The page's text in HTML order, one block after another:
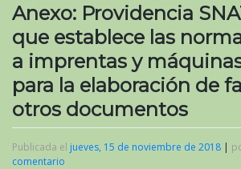
Anexo: Providencia
que establece las
a imprentas y
para la elaboración de
otros documentos
Publicada el jueves, 15 de noviembre de 2018 |
comentario